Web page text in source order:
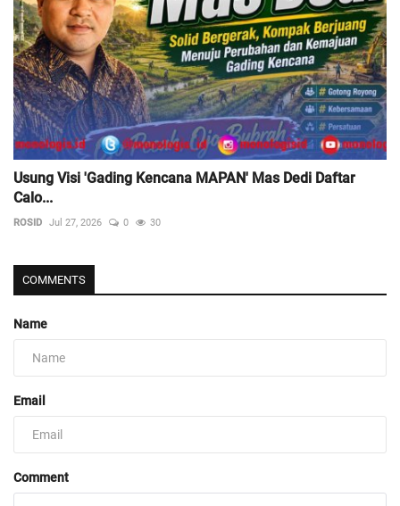
Usung Visi 'Gading Kencana MAPAN' Mas Dedi Daftar
Calo...
ROSID Jul 27, 2026 0 30
COMMENTS
Name
Email
Comment